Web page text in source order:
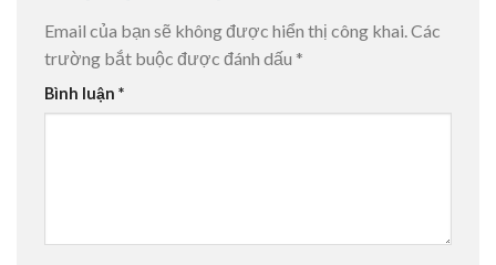
Email của bạn sẽ không được hiển thị công khai. Các
trường bắt buộc được đánh dấu *
Bình luận *